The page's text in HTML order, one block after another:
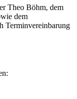
Theo Böhm, dem
dem
Terminvereinbarung